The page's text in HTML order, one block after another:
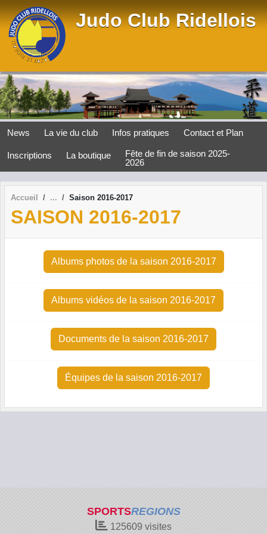
Judo Club Ridellois
News La vie du club Infos pratiques Contact et Plan
Inscriptions La boutique
Fête de fin de saison 2025-
2026
Accueil Saison 2016-2017
SAISON 2016-2017
Albums photos de la saison 2016-2017
Albums vidéos de la saison 2016-2017
Documents de la saison 2016-2017
Équipes de la saison 2016-2017
SPORTSREGIONS
125609 visites
Panneau de gestion des cookies